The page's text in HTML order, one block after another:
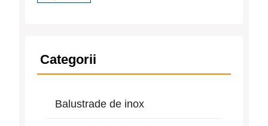
Categorii
Balustrade de inox